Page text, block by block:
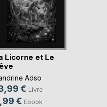
Licorne et Le
Adso
€ Livre
€ Ebook